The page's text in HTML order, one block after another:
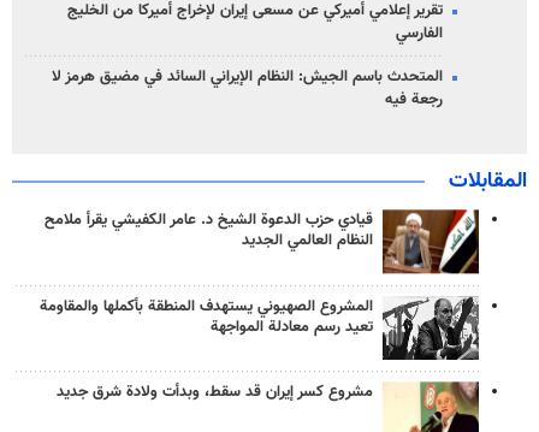
تقرير إعلامي أميركي عن مسعى إيران لإخراج أميركا من الخليج
الفارسي
المتحدث باسم الجيش: النظام الإيراني السائد في مضيق هرمز لا
رجعة فيه
المقابلات
قيادي حزب الدعوة الشيخ د. عامر الكفيشي يقرأ ملامح
النظام العالمي الجديد
المشروع الصهيوني يستهدف المنطقة بأكملها والمقاومة
تعيد رسم معادلة المواجهة
مشروع كسر إيران قد سقط، وبدأت ولادة شرق جديد